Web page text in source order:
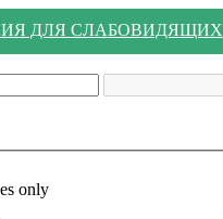
ДЛЯ СЛАБОВИДЯЩИХ
only